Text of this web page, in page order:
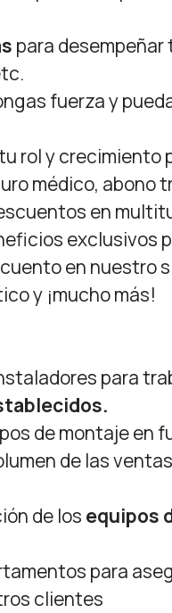
para desempeñar
fuerza y
rol y crecimiento
médico, abono
en
exclusivos
en nuestro
y ¡mucho más!
para
de montaje en
de las
de los equipos
para
clientes